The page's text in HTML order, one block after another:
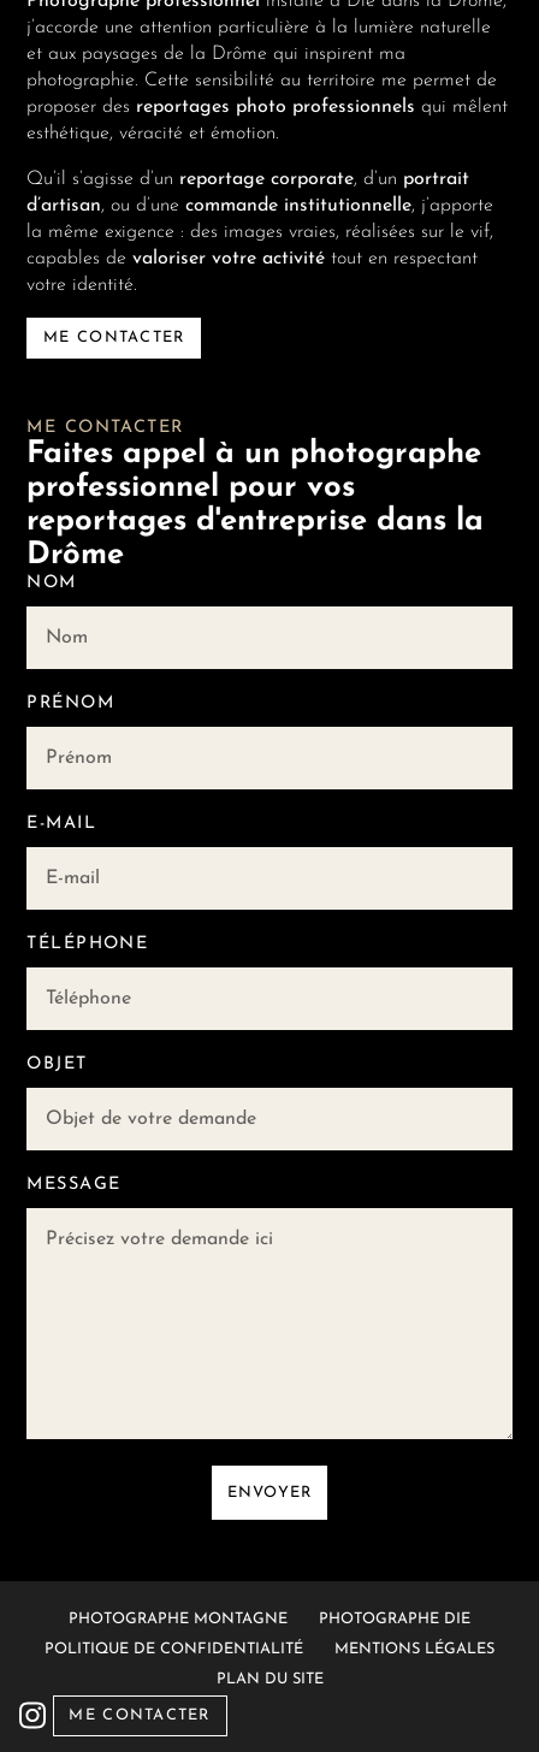
j’accorde une attention particulière à la lumière naturelle
et aux paysages de la Drôme qui inspirent ma
photographie. Cette sensibilité au territoire me permet de
proposer des reportages photo professionnels qui mêlent
esthétique, véracité et émotion.
Qu’il s’agisse d’un reportage corporate, d’un portrait
d’artisan, ou d’unecommande institutionnelle, j’apporte
la même exigence : des images vraies, réalisées sur le vif,
capables devaloriser votre activité tout en respectant
votre identité.
ME CONTACTER
ME CONTACTER
Faites appel à un photographe
professionnel pour vos
reportages d'entreprise dans la
Drôme
NOM
PRÉNOM
E-MAIL
TÉLÉPHONE
OBJET
MESSAGE
ENVOYER
PHOTOGRAPHE MONTAGNE
PHOTOGRAPHE DIE
POLITIQUE DE CONFIDENTIALITÉ
MENTIONS LÉGALES
PLAN DU SITE
ME CONTACTER